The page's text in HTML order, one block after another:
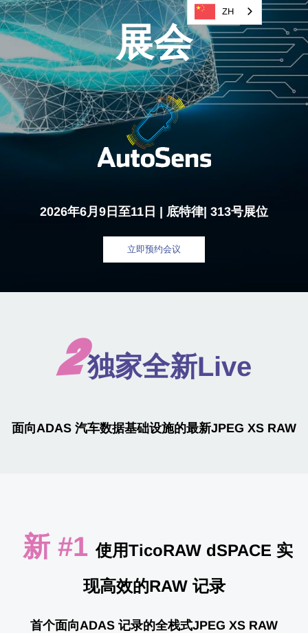
展会
2026年6月9日至11日 | 底特律| 313号展位
立即预约会议
2独家全新Live
面向ADAS 汽车数据基础设施的最新JPEG XS RAW
新 #1使用TicoRAW dSPACE 实
现高效的RAW 记录
首个面向ADAS 记录的全栈式JPEG XS RAW
ZH